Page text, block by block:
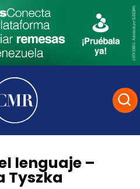
lenguaje –
Tyszka